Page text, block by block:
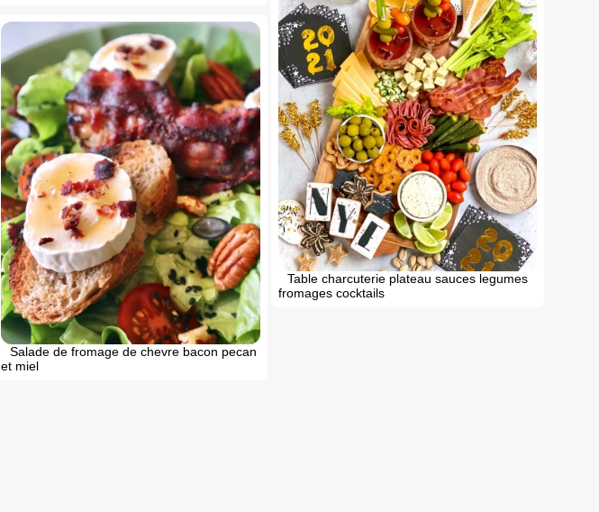
Table charcuterie plateau sauces legumes
fromages cocktails
Salade de fromage de chevre bacon pecan
et miel